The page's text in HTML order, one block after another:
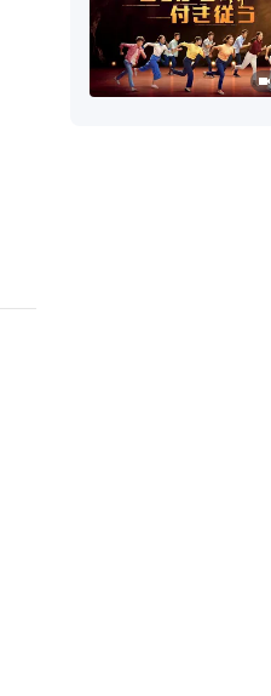
46:40